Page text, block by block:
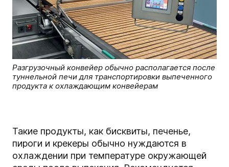
Разгрузочный конвейер обычно располагается после
туннельной печи для транспортировки выпеченного
продукта к охлаждающим конвейерам
Такие продукты, как бисквиты, печенье,
пироги и крекеры обычно нуждаются в
охлаждении при температуре окружающей